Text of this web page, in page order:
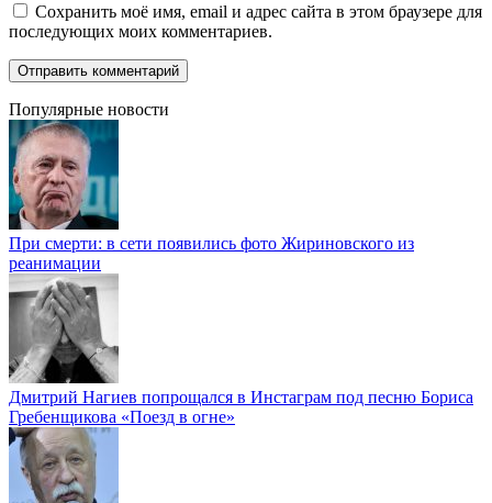
Сохранить моё имя, email и адрес сайта в этом браузере для
последующих моих комментариев.
Популярные новости
При смерти: в сети появились фото Жириновского из
реанимации
Дмитрий Нагиев попрощался в Инстаграм под песню Бориса
Гребенщикова «Поезд в огне»